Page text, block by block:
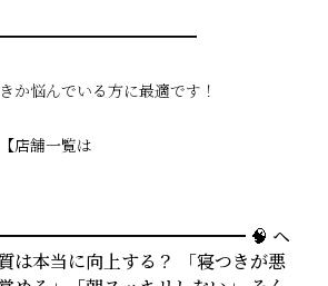
か悩んでいる方に最適です！
店舗一覧は
🧠 ヘ
は本当に向上する？ 「寝つきが悪